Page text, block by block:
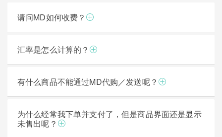
请问MD如何收费？
汇率是怎么计算的？
有什么商品不能通过MD代购／发送呢？
为什么经常我下单并支付了，但是商品界面还是显示
未售出呢？